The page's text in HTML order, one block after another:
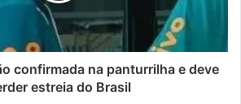
confirmada na panturrilha e deve
estreia do Brasil